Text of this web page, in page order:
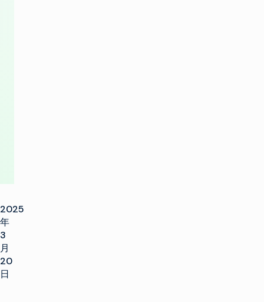
2025
年
3
月
20
日